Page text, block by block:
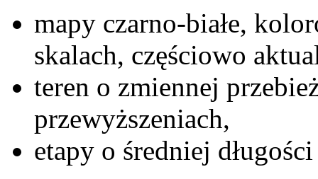
mapy czarno-białe,
skalach, częściowo
teren o zmiennej
przewyższeniach,
etapy o średniej